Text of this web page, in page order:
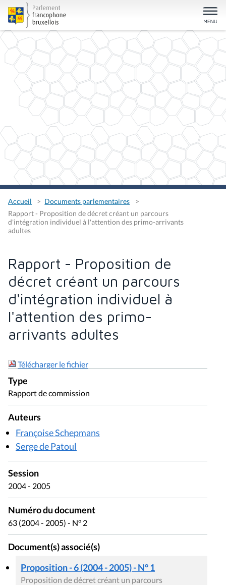
Accueil
Documents parlementaires
Rapport - Proposition de décret créant un parcours
d'intégration individuel à l'attention des primo-arrivants
adultes
Rapport - Proposition de
décret créant un parcours
d'intégration individuel à
l'attention des primo-
arrivants adultes
Télécharger le fichier
Type
Rapport de commission
Auteurs
Françoise Schepmans
Serge de Patoul
Session
2004 - 2005
Numéro du document
63 (2004 - 2005) - N° 2
Document(s) associé(s)
Proposition - 6 (2004 - 2005) - N° 1
Proposition de décret créant un parcours